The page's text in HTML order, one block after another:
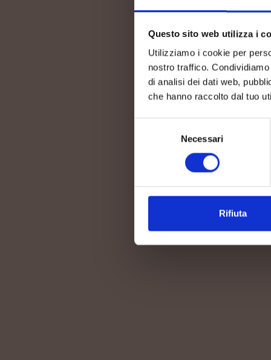
Questo sito web utilizza i
Utilizziamo i cookie per
nostro traffico.
di analisi dei dati web,
che hanno raccolto dal tuo
Necessari
Rifiuta
THE
OF THE